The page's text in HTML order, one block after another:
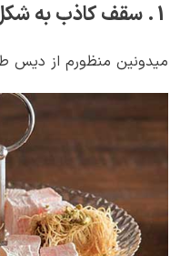
1. سقف کاذب به شکل دیس طبقه‌ای
میدونین منظورم از دیس